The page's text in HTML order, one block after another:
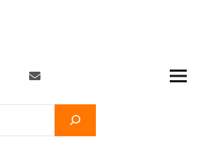
TelegramNewsletter